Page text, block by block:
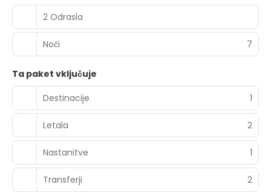
2 Odrasla
Noči 7
Ta paket vključuje
Destinacije
1
Letala 2
Nastanitve 1
Transferji 2